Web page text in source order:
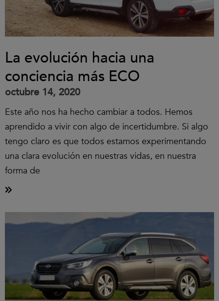
La evolución hacia una
conciencia más ECO
octubre 14, 2020
Este año nos ha hecho cambiar a todos. Hemos
aprendido a vivir con algo de incertidumbre. Si algo
tengo claro es que todos estamos experimentando
una clara evolución en nuestras vidas, en nuestra
forma de